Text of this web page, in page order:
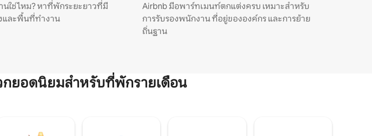
นใช่ไหม? หาที่พักระยะยาวที่มี
และพื้นที่ทำงาน
Airbnb มีอพาร์ทเมนท์ตกแต่งครบ เหมาะสำหรับ
การรับรองพนักงาน ที่อยู่ขององค์กร และการย้าย
ถิ่นฐาน
กยอดนิยมสำหรับที่พักรายเดือน